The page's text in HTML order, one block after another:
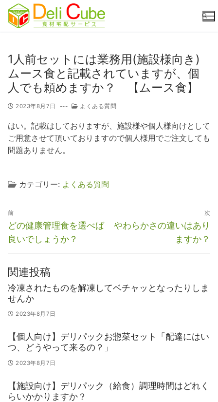
検索:
1人前セットには業務用(施設様向き)
ムース食と記載されていますが、個
人でも頼めますか？ 【ムース食】
2023年8月7日 --- よくある質問
はい。記載はしておりますが、施設様や個人様向けとして
ご用意させて頂いておりますので個人様用でご注文しても
問題ありません。
カテゴリー: よくある質問
投
稿
ナ
ゲ
ー
シ
ョ
前
前
の
どの健康管理食を選べば
良いでしょうか？
次
次
やわらかさの違いはあり
ますか？
関連投稿
冷凍されたものを解凍してベチャッとなったりしま
せんか
2023年8月7日
【個人向け】デリパックお惣菜セット「配達にはい
つ、どうやって来るの？」
2023年8月7日
【施設向け】デリパック（給食）調理時間はどれく
らいかかりますか？